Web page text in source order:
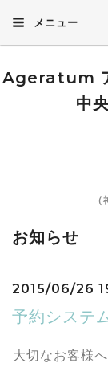
メニュー
Ageratum
中
お知らせ
2015/06/26
予約システ
大切なお客様へ